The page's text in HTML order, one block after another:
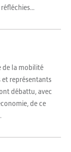
de la mobilité
et représentants
débattu, avec
de ce